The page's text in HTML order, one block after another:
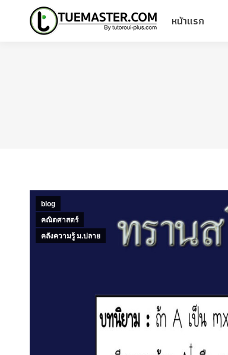
หน้าแรก
blog
คณิตศาสตร์
คลังความรู้ ม.ปลาย
หน้าแรก